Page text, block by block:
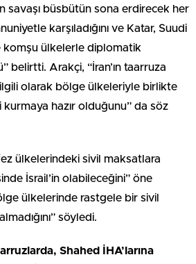
savaşı büsbütün sona erdirecek her
karşıladığını ve Katar, Suudi
komşu ülkelerle diplomatik
belirtti. Arakçi, “İran’ın taarruza
olarak bölge ülkeleriyle birlikte
kurmaya hazır olduğunu” da söz
ülkelerindeki sivil maksatlara
İsrail’in olabileceğini” öne
ülkelerinde rastgele bir sivil
söyledi.
Shahed İHA’larına